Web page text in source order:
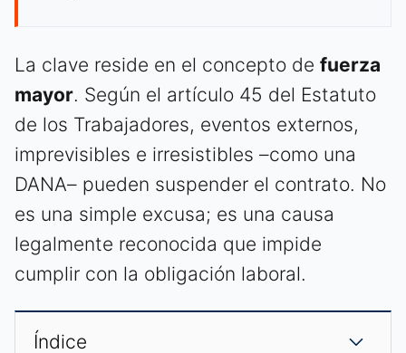
La clave reside en el concepto de fuerza
mayor. Según el artículo 45 del Estatuto
de los Trabajadores, eventos externos,
imprevisibles e irresistibles –como una
DANA– pueden suspender el contrato. No
es una simple excusa; es una causa
legalmente reconocida que impide
cumplir con la obligación laboral.
Índice